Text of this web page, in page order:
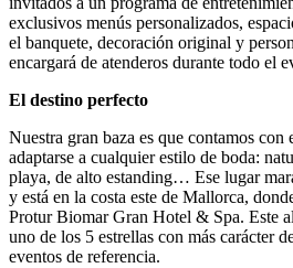
exclusivos menús personalizados,
el banquete, decoración original y
encargará de atenderos durante todo el
El destino perfecto
Nuestra gran baza es que contamos con
adaptarse a cualquier estilo de boda:
playa, de alto estanding… Ese lugar
y está en la costa este de Mallorca,
Protur Biomar Gran Hotel & Spa. Este
uno de los 5 estrellas con más carácter
eventos de referencia.